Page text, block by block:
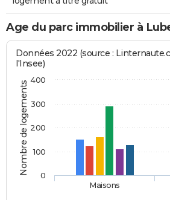
Age du parc immobilier à
Nombre de logements
Données 2022 (source :
l'Insee)
Maisons
0
100
200
300
400